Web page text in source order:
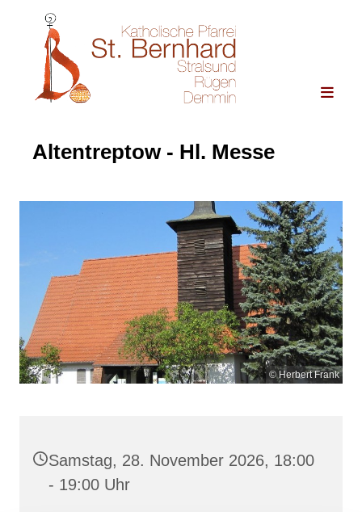
Altentreptow - Hl. Messe
© Herbert Frank
Samstag, 28. November 2026, 18:00
- 19:00 Uhr